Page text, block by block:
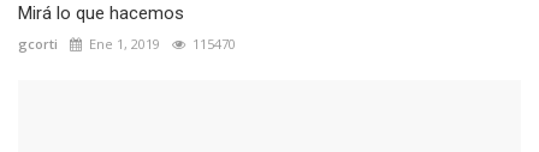
Mirá lo que hacemos
gcorti Ene 1, 2019 115470